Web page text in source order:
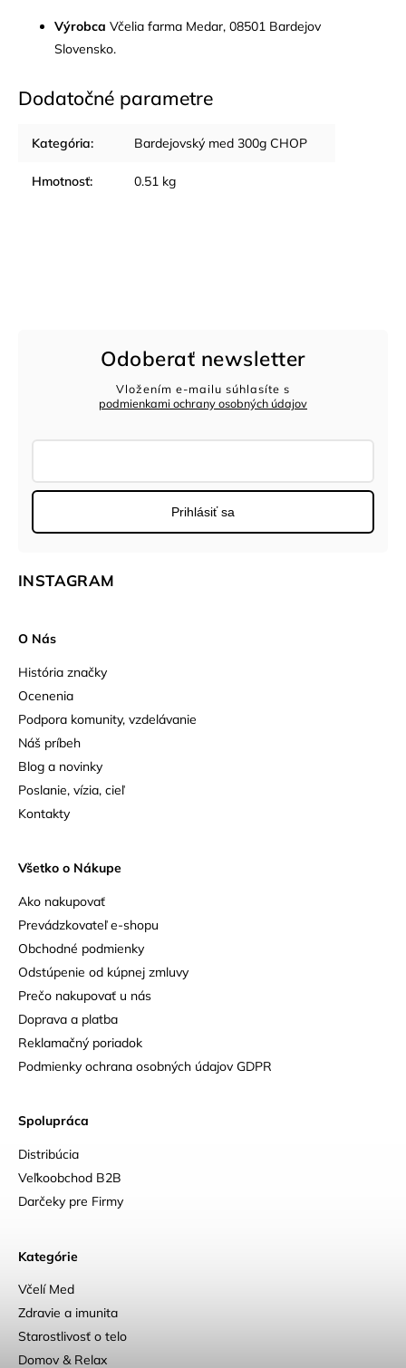
Výrobca Včelia farma Medar, 08501 Bardejov
Slovensko.
Dodatočné parametre
Kategória: Bardejovský med 300g CHOP
Hmotnosť: 0.51 kg
INSTAGRAM
Odoberať newsletter
Vložením e-mailu súhlasíte s
podmienkami ochrany osobných údajov
Prihlásiť sa
O Nás
História značky
Ocenenia
Podpora komunity, vzdelávanie
Náš príbeh
Blog a novinky
Poslanie, vízia, cieľ
Kontakty
Všetko o Nákupe
Ako nakupovať
Prevádzkovateľ e-shopu
Obchodné podmienky
Odstúpenie od kúpnej zmluvy
Prečo nakupovať u nás
Doprava a platba
Reklamačný poriadok
Podmienky ochrana osobných údajov GDPR
Spolupráca
Distribúcia
Veľkoobchod B2B
Darčeky pre Firmy
Kategórie
Včelí Med
Zdravie a imunita
Starostlivosť o telo
Domov & Relax